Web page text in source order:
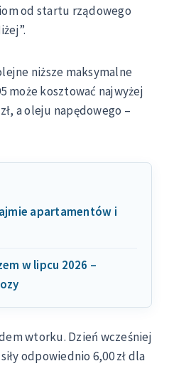
od startu rządowego
niższe maksymalne
może kosztować najwyżej
a oleju napędowego –
apartamentów i
w lipcu 2026 –
wtorku. Dzień wcześniej
odpowiednio 6,00 zł dla